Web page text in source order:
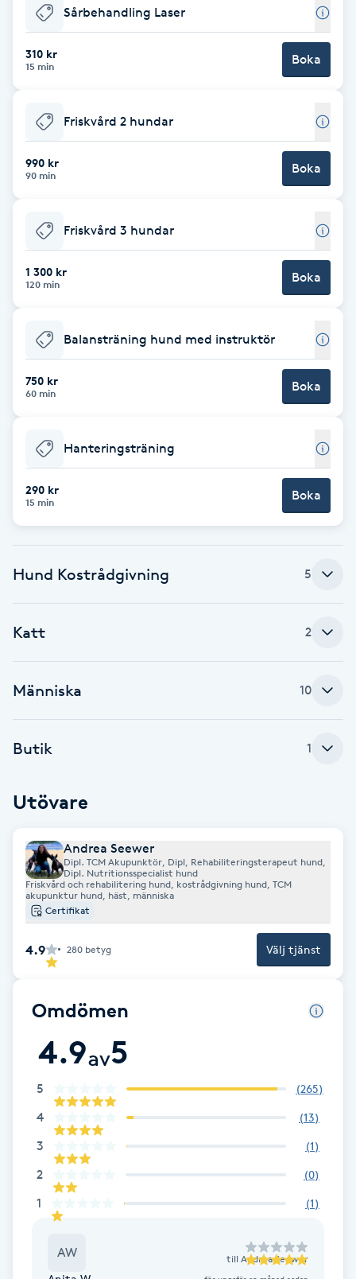
Diamantslipning
Enzympeeling
Extensions
Extensions borttagning
Eyeliner-tatuering
Face framing
Faceliftmassage
Fet hårbotten
Fibromassage
Fillers
Fotsvamp
Fotvård
Fransborttagning
Fransförlängning
Fransförlängning Megavolym
Fransförlängning Volym
Fransrengöring
Friskvårdsmassage
Funktionsanalys
Färgning
Sårbehandling Laser
310 kr
15 min Boka
Friskvård 2 hundar
990 kr
90 min Boka
Friskvård 3 hundar
1 300 kr
120 min Boka
Balansträning hund med instruktör
750 kr
60 min Boka
Hanteringsträning
290 kr
15 min Boka
Hund Kostrådgivning 5
Katt 2
Människa 10
Butik 1
Utövare
Andrea Seewer
Dipl. TCM Akupunktör, Dipl, Rehabiliteringsterapeut hund,
Dipl. Nutritionsspecialist hund
Friskvård och rehabilitering hund, kostrådgivning hund, TCM
akupunktur hund, häst, människa
Certifikat
4.9 280 betyg Välj tjänst
Omdömen
4.9av5
5 (265)
4 (13)
3 (1)
2 (0)
1 (1)
AW till Andrea Seewer